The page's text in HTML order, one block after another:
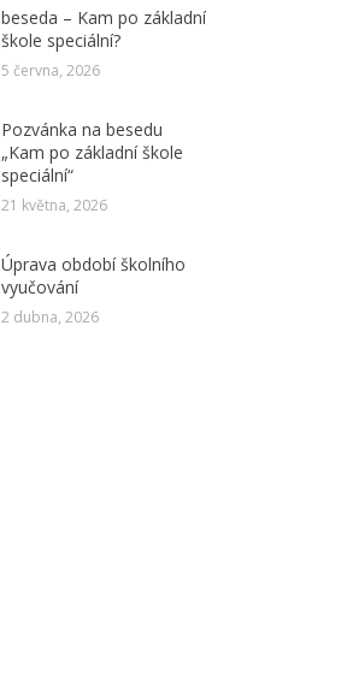
beseda – Kam po základní
škole speciální?
5 června, 2026
Pozvánka na besedu
„Kam po základní škole
speciální“
21 května, 2026
Úprava období školního
vyučování
2 dubna, 2026